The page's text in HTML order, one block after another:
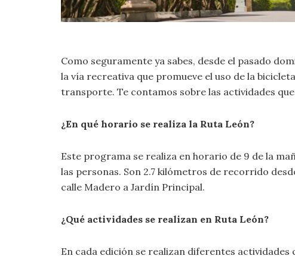
Como seguramente ya sabes, desde el pasado
la vía recreativa que promueve el uso de la
transporte. Te contamos sobre las actividades
¿En qué horario se realiza la Ruta León?
Este programa se realiza en horario de 9 de la
las personas. Son 2.7 kilómetros de recorrido
calle Madero a Jardín Principal.
¿Qué actividades se realizan en Ruta León?
En cada edición se realizan diferentes